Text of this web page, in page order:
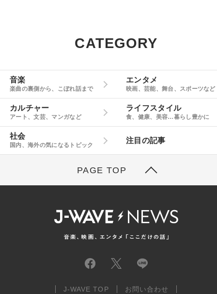
CATEGORY
音楽
楽曲の裏側から、こぼれ話まで
エンタメ
映画、芸能、舞台、スポーツなど
カルチャー
アート、文芸、マンガなど
ライフスタイル
食、健康、美容…暮らし豊かに
社会
国内、海外の気になるトピック
注目の記事
PAGE TOP
J-WAVE TOP お問い合わせ